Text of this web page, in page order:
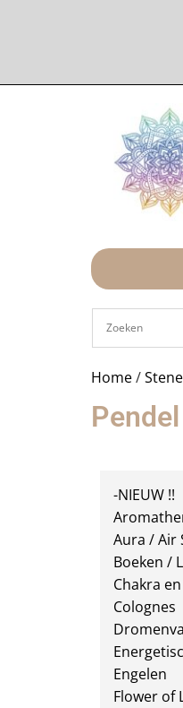
Home/
-NIEUW !!
Aura / Air
Boeken /
Chakra
Colognes
Engelen
Flower of